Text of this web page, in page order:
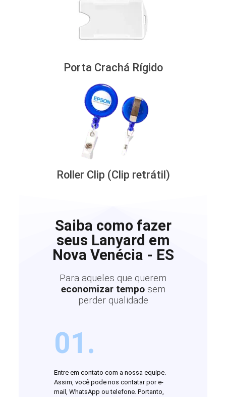
Porta Crachá Rígido
Roller Clip (Clip retrátil)
Saiba como fazer
seus Lanyard em
Nova Venécia - ES
Para aqueles que querem
economizar tempo sem
perder qualidade
01.
Entre em contato com a nossa equipe.
Assim, você pode nos contatar por e-
mail, WhatsApp ou telefone. Portanto,